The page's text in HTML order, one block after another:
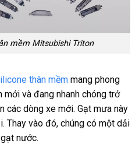
mềm Mitsubishi Triton
thân mềm mang phong
mới và đang nhanh chóng trở
các dòng xe mới. Gạt mưa này
Thay vào đó, chúng có một dải
nước.